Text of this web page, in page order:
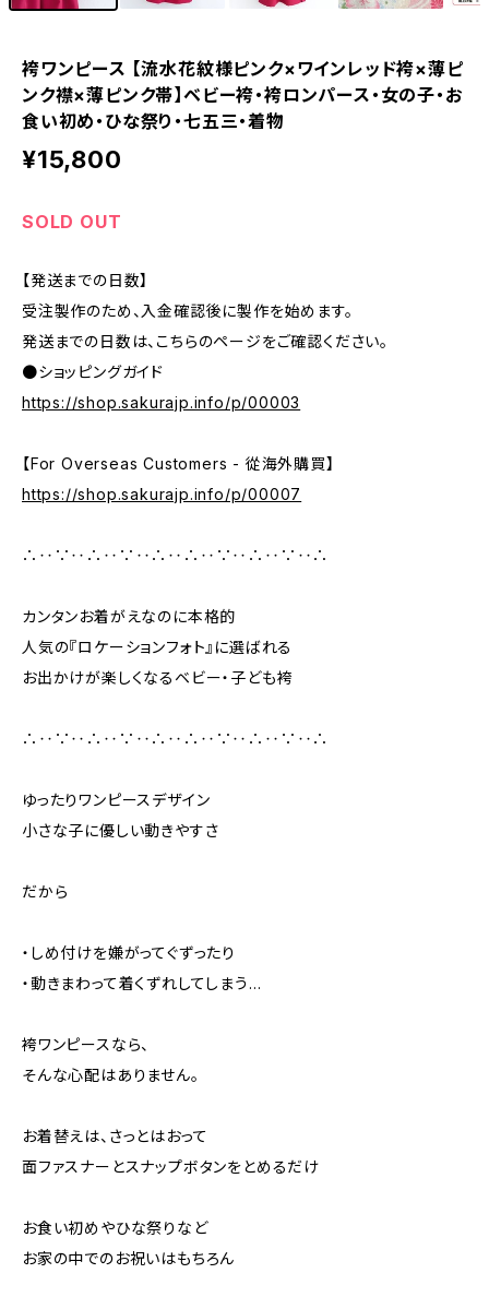
袴ワンピース 【流水花紋様ピンク×ワインレッド袴×薄ピ
ンク襟×薄ピンク帯】ベビー袴・袴ロンパース・女の子・お
食い初め・ひな祭り・七五三・着物
¥15,800
SOLD OUT
【発送までの日数】
受注製作のため、入金確認後に製作を始めます。
発送までの日数は、こちらのページをご確認ください。
●ショッピングガイド
https://shop.sakurajp.info/p/00003
【For Overseas Customers - 從海外購買】
https://shop.sakurajp.info/p/00007
∴‥∵‥∴‥∵‥∴‥∴‥∵‥∴‥∵‥∴
カンタンお着がえなのに本格的
人気の『ロケーションフォト』に選ばれる
お出かけが楽しくなるベビー・子ども袴
∴‥∵‥∴‥∵‥∴‥∴‥∵‥∴‥∵‥∴
ゆったりワンピースデザイン
小さな子に優しい動きやすさ
だから
・しめ付けを嫌がってぐずったり
・動きまわって着くずれしてしまう…
袴ワンピースなら、
そんな心配はありません。
お着替えは、さっとはおって
面ファスナーとスナップボタンをとめるだけ
お食い初めやひな祭りなど
お家の中でのお祝いはもちろん